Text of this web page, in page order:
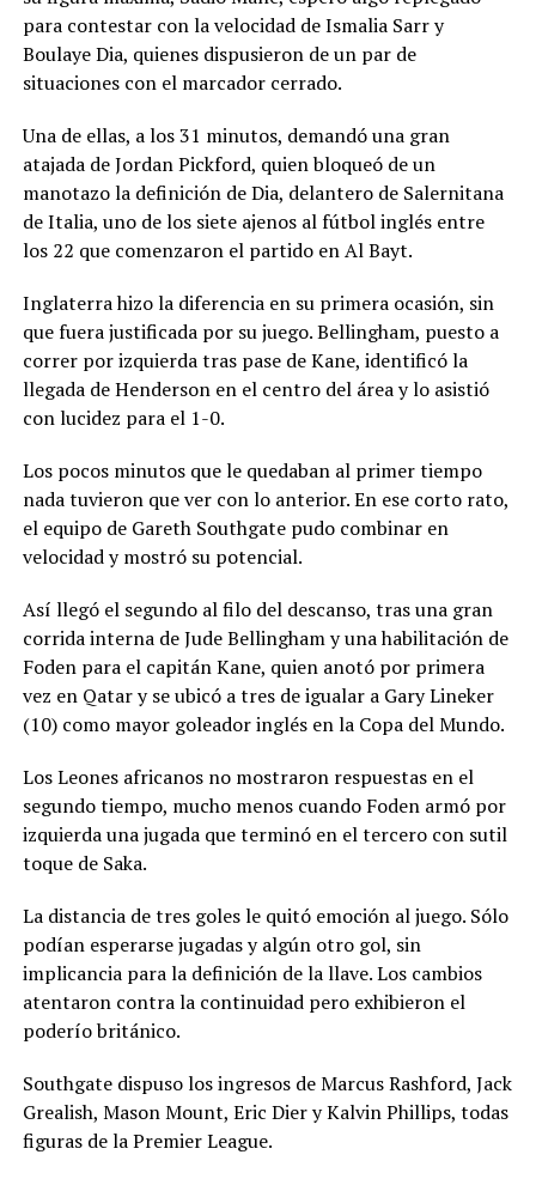
para contestar con la velocidad de Ismalia Sarr y
Boulaye Dia, quienes dispusieron de un par de
situaciones con el marcador cerrado.
Una de ellas, a los 31 minutos, demandó una gran
atajada de Jordan Pickford, quien bloqueó de un
manotazo la definición de Dia, delantero de Salernitana
de Italia, uno de los siete ajenos al fútbol inglés entre
los 22 que comenzaron el partido en Al Bayt.
Inglaterra hizo la diferencia en su primera ocasión, sin
que fuera justificada por su juego. Bellingham, puesto a
correr por izquierda tras pase de Kane, identificó la
llegada de Henderson en el centro del área y lo asistió
con lucidez para el 1-0.
Los pocos minutos que le quedaban al primer tiempo
nada tuvieron que ver con lo anterior. En ese corto rato,
el equipo de Gareth Southgate pudo combinar en
velocidad y mostró su potencial.
Así llegó el segundo al filo del descanso, tras una gran
corrida interna de Jude Bellingham y una habilitación de
Foden para el capitán Kane, quien anotó por primera
vez en Qatar y se ubicó a tres de igualar a Gary Lineker
(10) como mayor goleador inglés en la Copa del Mundo.
Los Leones africanos no mostraron respuestas en el
segundo tiempo, mucho menos cuando Foden armó por
izquierda una jugada que terminó en el tercero con sutil
toque de Saka.
La distancia de tres goles le quitó emoción al juego. Sólo
podían esperarse jugadas y algún otro gol, sin
implicancia para la definición de la llave. Los cambios
atentaron contra la continuidad pero exhibieron el
poderío británico.
Southgate dispuso los ingresos de Marcus Rashford, Jack
Grealish, Mason Mount, Eric Dier y Kalvin Phillips, todas
figuras de la Premier League.